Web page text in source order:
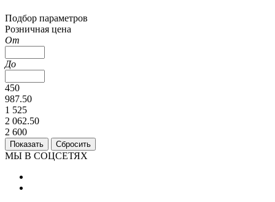
Подбор параметров
Розничная цена
От
До
450
987.50
1 525
2 062.50
2 600
МЫ В СОЦСЕТЯХ